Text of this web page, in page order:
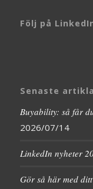
Följ på
Senaste
Buyability: så får
2026/07/14
LinkedIn nyheter
Gör så här med